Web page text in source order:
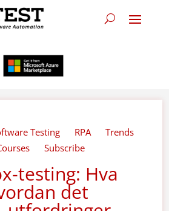
Testing RPA
Trends
Subscribe
testing: Hva
det